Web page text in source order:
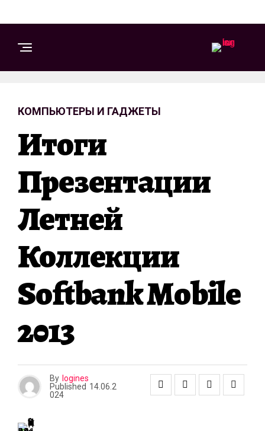
КОМПЬЮТЕРЫ И ГАДЖЕТЫ
Итоги
Презентации
Летней
Коллекции
Softbank Mobile
2013
By logines
Published 14.06.2
024